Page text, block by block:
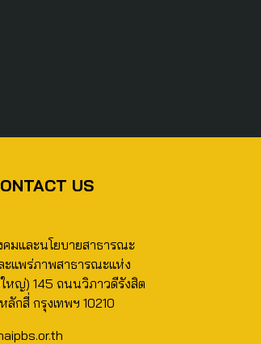
US
คมและนโยบายสาธารณะ
ะแพร่ภาพสาธารณะแห่ง
หญ่) 145 ถนนวิภาวดีรังสิต
ลักสี่ กรุงเทพฯ 10210